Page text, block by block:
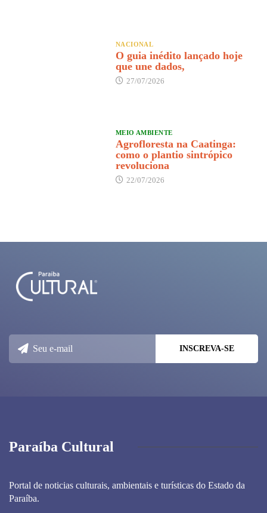
NACIONAL
O guia inédito lançado hoje
que une dados,
27/07/2026
MEIO AMBIENTE
Agrofloresta na Caatinga:
como o plantio sintrópico
revoluciona
22/07/2026
Paraíba Cultural
Portal de noticias culturais, ambientais e turísticas do Estado da
Paraíba.